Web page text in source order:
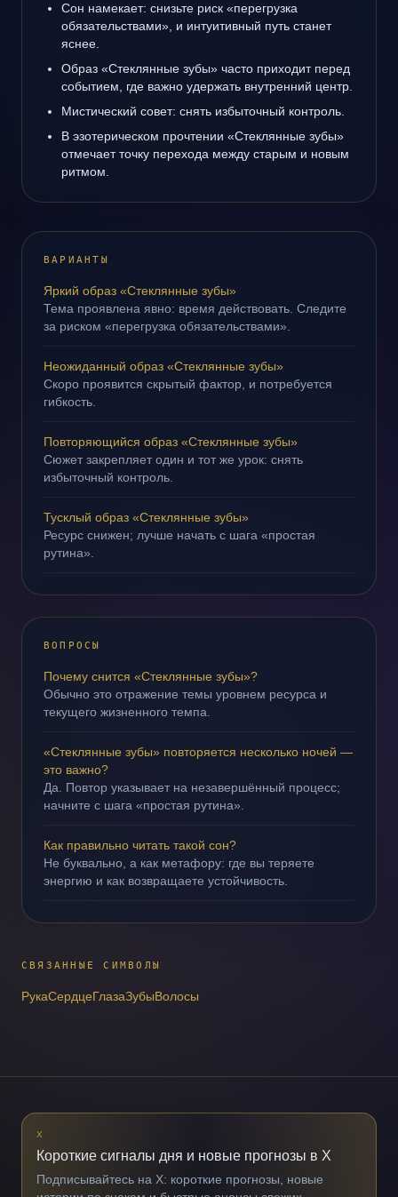
Сон намекает: снизьте риск «перегрузка
обязательствами», и интуитивный путь станет
яснее.
Образ «Стеклянные зубы» часто приходит перед
событием, где важно удержать внутренний центр.
Мистический совет: снять избыточный контроль.
В эзотерическом прочтении «Стеклянные зубы»
отмечает точку перехода между старым и новым
ритмом.
ВАРИАНТЫ
Яркий образ «Стеклянные зубы»
Тема проявлена явно: время действовать. Следите
за риском «перегрузка обязательствами».
Неожиданный образ «Стеклянные зубы»
Скоро проявится скрытый фактор, и потребуется
гибкость.
Повторяющийся образ «Стеклянные зубы»
Сюжет закрепляет один и тот же урок: снять
избыточный контроль.
Тусклый образ «Стеклянные зубы»
Ресурс снижен; лучше начать с шага «простая
рутина».
ВОПРОСЫ
Почему снится «Стеклянные зубы»?
Обычно это отражение темы уровнем ресурса и
текущего жизненного темпа.
«Стеклянные зубы» повторяется несколько ночей —
это важно?
Да. Повтор указывает на незавершённый процесс;
начните с шага «простая рутина».
Как правильно читать такой сон?
Не буквально, а как метафору: где вы теряете
энергию и как возвращаете устойчивость.
СВЯЗАННЫЕ СИМВОЛЫ
РукаСердцеГлазаЗубыВолосы
X
Короткие сигналы дня и новые прогнозы в X
Подписывайтесь на X: короткие прогнозы, новые